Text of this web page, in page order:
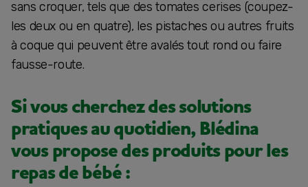
sans croquer, tels que des tomates cerises (coupez-
les deux ou en quatre), les pistaches ou autres fruits
à coque qui peuvent être avalés tout rond ou faire
fausse-route.
Si vous cherchez des solutions
pratiques au quotidien, Blédina
vous propose des produits pour les
repas de bébé :